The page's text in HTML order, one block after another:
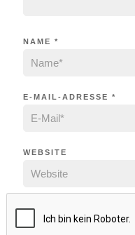
NAME *
E-MAIL-ADRESSE *
WEBSITE